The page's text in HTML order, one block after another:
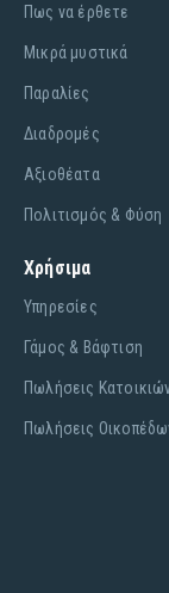
Πως να έρθετε
Μικρά μυστικά
Παραλίες
Διαδρομές
Αξιοθέατα
Πολιτισμός & Φύση
Χρήσιμα
Υπηρεσίες
Γάμος & Βάφτιση
Πωλήσεις
Πωλήσεις